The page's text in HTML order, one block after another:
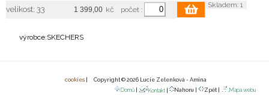
velikost: 33 kč počet :
Skladem: 1
výrobce:SKECHERS
cookies | Copyright © 2026 Lucie Zelenková - Amina
Mapa webu
Zpět |
Nahoru |
Kontakt |
Domů